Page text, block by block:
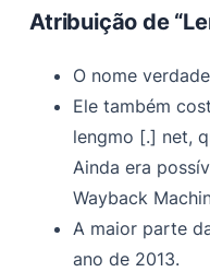
Atribuição de
O nome
Ele também
lengmo [.] net,
Ainda era
Wayback
A maior parte
ano de 2013.